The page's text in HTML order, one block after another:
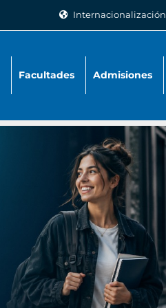
Internacionalización
Facultades Admisiones